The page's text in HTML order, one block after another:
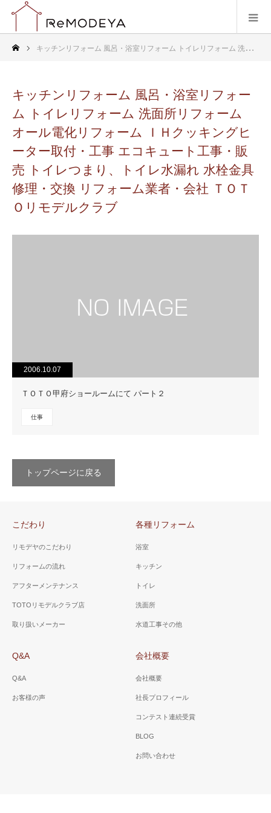
キッチンリフォーム 風呂・浴室リフォーム トイレリフォーム 洗面所リフォーム オール電化リフォーム ＩＨクッキングヒーター取付・工事 エコキュート工事・販売 トイレつまり、トイレ水漏れ 水栓金具修理・交換 リフォーム業者・会社 ＴＯＴＯリモデルクラブ
キッチンリフォーム 風呂・浴室リフォー
ム トイレリフォーム 洗面所リフォーム
オール電化リフォーム ＩＨクッキングヒ
ーター取付・工事 エコキュート工事・販
売 トイレつまり、トイレ水漏れ 水栓金具
修理・交換 リフォーム業者・会社 ＴＯＴ
Ｏリモデルクラブ
2006.10.07
ＴＯＴＯ甲府ショールームにて パート２
仕事
トップページに戻る
こだわり
リモデヤのこだわり
リフォームの流れ
アフターメンテナンス
TOTOリモデルクラブ店
取り扱いメーカー
各種リフォーム
浴室
キッチン
トイレ
洗面所
水道工事その他
Q&A
Q&A
お客様の声
会社概要
会社概要
社長プロフィール
コンテスト連続受賞
BLOG
お問い合わせ